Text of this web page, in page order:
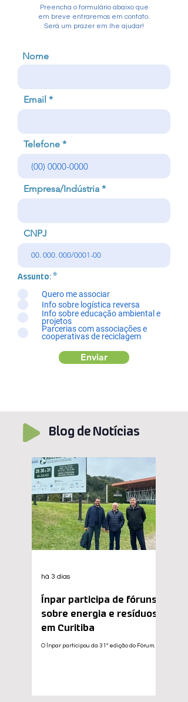
Preencha o formulário abaixo que
em breve entraremos em contato.
Será um prazer em lhe ajudar!
Nome
Email
Telefone
Empresa/Indústria
CNPJ
Assunto: *
Quero me associar
Info sobre logística reversa
Info sobre educação ambiental e
projetos
Parcerias com associações e
cooperativas de reciclagem
Enviar
Blog de Notícias
Ínpar participa de fóruns
sobre energia e resíduos
em Curitiba
O Ínpar participou da 31ª edição do Fórum
há 3 dias